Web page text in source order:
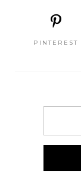
PINTEREST